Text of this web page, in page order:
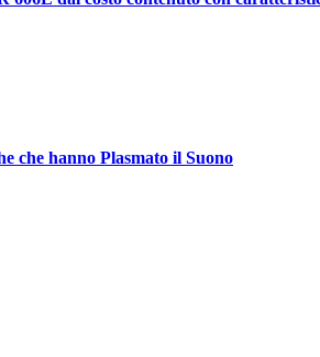
che hanno Plasmato il Suono